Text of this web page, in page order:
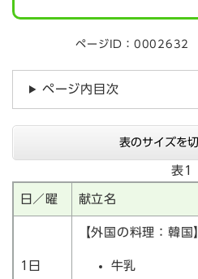
ページID：0002632
ページ内目次
表のサイズを
表1
日／曜 献立名
1日
【外国の料理：韓国
牛乳